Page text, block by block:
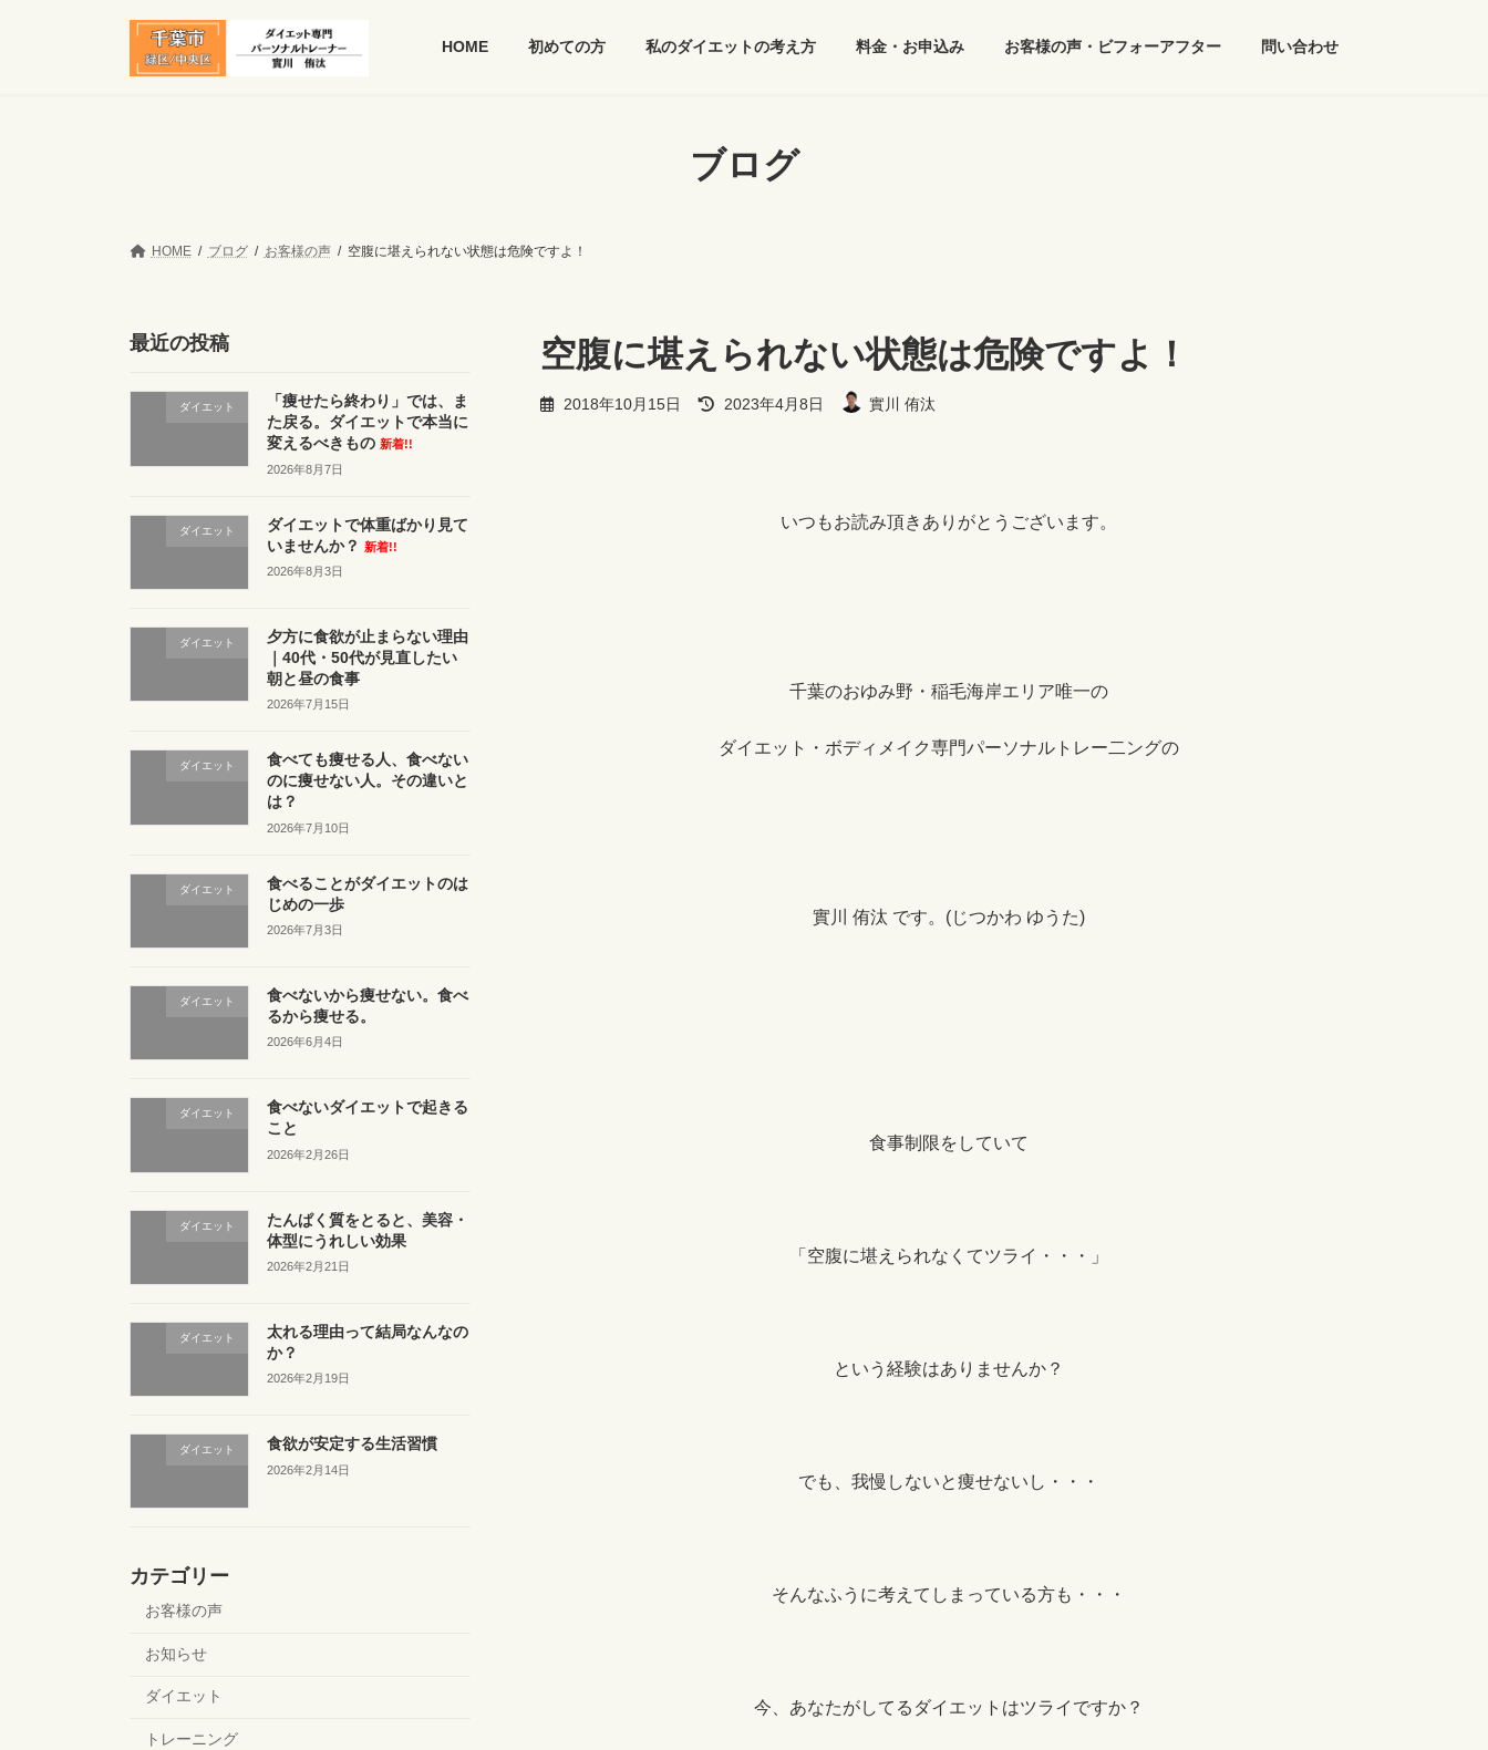
HOME 初めての方 私のダイエットの考え方 料金・お申込み お客様の声・ビフォーアフター 問い合わせ
ブログ
HOME ブログ お客様の声 空腹に堪えられない状態は危険ですよ！
空腹に堪えられない状態は危険ですよ！
2018年10月15日
最
終
2023年4月8日 實川 侑汰
いつもお読み頂きありがとうございます。
千葉のおゆみ野・稲毛海岸エリア唯一の
ダイエット・ボディメイク専門パーソナルトレー二ングの
實川 侑汰 です。(じつかわ ゆうた)
食事制限をしていて
「空腹に堪えられなくてツライ・・・」
という経験はありませんか？
でも、我慢しないと痩せないし・・・
そんなふうに考えてしまっている方も・・・
今、あなたがしてるダイエットはツライですか？
最近の投稿
ダイエット
「痩せたら終わり」では、ま
た戻る。ダイエットで本当に
変えるべきもの 新着!!
2026年8月7日
ダイエット
ダイエットで体重ばかり見て
いませんか？ 新着!!
2026年8月3日
ダイエット
夕方に食欲が止まらない理由
｜40代・50代が見直したい
朝と昼の食事
2026年7月15日
ダイエット
食べても痩せる人、食べない
のに痩せない人。その違いと
は？
2026年7月10日
ダイエット
食べることがダイエットのは
じめの一歩
2026年7月3日
ダイエット
食べないから痩せない。食べ
るから痩せる。
2026年6月4日
ダイエット
食べないダイエットで起きる
こと
2026年2月26日
ダイエット
たんぱく質をとると、美容・
体型にうれしい効果
2026年2月21日
ダイエット
太れる理由って結局なんなの
か？
2026年2月19日
ダイエット 食欲が安定する生活習慣
2026年2月14日
カテゴリー
お客様の声
お知らせ
ダイエット
トレーニング